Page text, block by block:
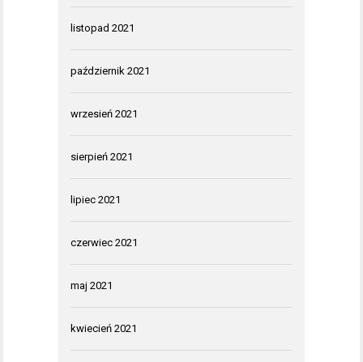
listopad 2021
październik 2021
wrzesień 2021
sierpień 2021
lipiec 2021
czerwiec 2021
maj 2021
kwiecień 2021